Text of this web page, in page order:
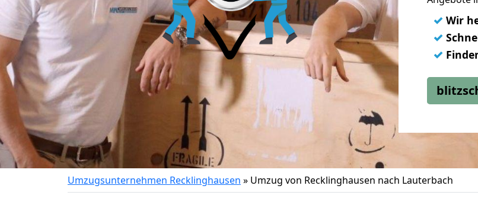
✓ Wir
✓
✓
Umzugsunternehmen Recklinghausen » Umzug von Recklinghausen nach Lauterbach